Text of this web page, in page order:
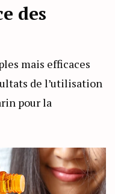
des
mais efficaces
de l’utilisation
pour la